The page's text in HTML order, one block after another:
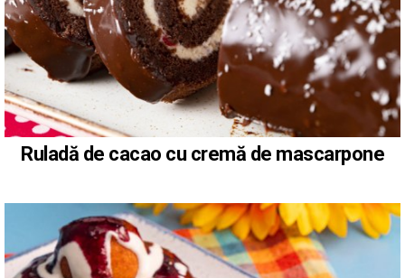
Ruladă de cacao cu cremă de mascarpone